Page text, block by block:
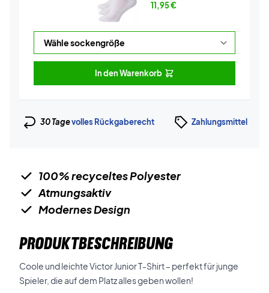
11,95€
In den Warenkorb
30 Tagevolles Rückgaberecht Zahlungsmittel
100% recyceltes Polyester
Atmungsaktiv
Modernes Design
PRODUKTBESCHREIBUNG
Coole und leichte Victor Junior T-Shirt – perfekt für junge
Spieler, die auf dem Platz alles geben wollen!